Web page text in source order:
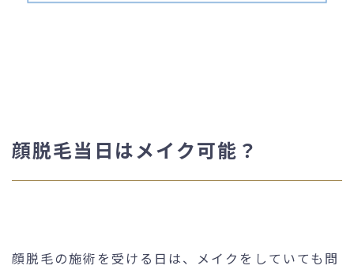
顔脱毛当日はメイク可能？
顔脱毛の施術を受ける日は、メイクをしていても問